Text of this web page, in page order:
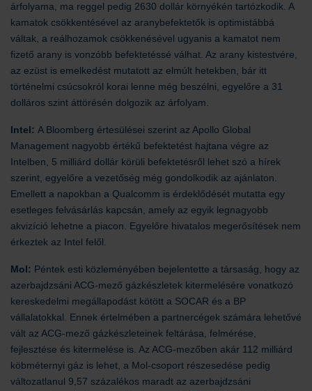
árfolyama, ma reggel pedig 2630 dollár környékén tartózkodik. A
kamatok csökkentésével az aranybefektetők is optimistábbá
váltak, a reálhozamok csökkenésével ugyanis a kamatot nem
fizető arany is vonzóbb befektetéssé válhat. Az arany kistestvére,
az ezüst is emelkedést mutatott az elmúlt hetekben, bár itt
történelmi csúcsokról korai lenne még beszélni, egyelőre a 31
dolláros szint áttörésén dolgozik az árfolyam.
Intel: A Bloomberg értesülései szerint az Apollo Global
Management nagyobb értékű befektetést hajtana végre az
Intelben, 5 milliárd dollár körüli befektetésről lehet szó a hírek
szerint, egyelőre a vezetőség még gondolkodik az ajánlaton.
Emellett a napokban a Qualcomm is érdeklődését mutatta egy
esetleges felvásárlás kapcsán, amely az egyik legnagyobb
akvizíció lehetne a piacon. Egyelőre hivatalos megerősítések nem
érkeztek az Intel felől.
Mol: Péntek esti közleményében bejelentette a társaság, hogy az
azerbajdzsáni ACG-mező gázkészletek kitermelésére vonatkozó
kereskedelmi megállapodást kötött a SOCAR és a BP
vállalatokkal. Ennek értelmében a partnercégek számára lehetővé
vált az ACG-mező gázkészleteinek feltárása, felmérése,
fejlesztése és kitermelése is. Az ACG-mezőben akár 112 milliárd
köbméternyi gáz is lehet, a Mol-csoport részesedése pedig
változatlanul 9,57 százalékos maradt az azerbajdzsáni